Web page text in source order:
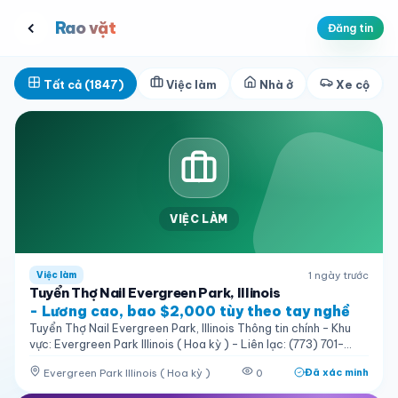
Rao vặt Đăng tin
Tất cả (1847) Việc làm Nhà ở Xe cộ
VIỆC LÀM
Việc làm 1 ngày trước
Tuyển Thợ Nail Evergreen Park, Illinois
- Lương cao, bao $2,000 tùy theo tay nghề
Tuyển Thợ Nail Evergreen Park, Illinois Thông tin chính - Khu
vực: Evergreen Park Illinois ( Hoa kỳ ) - Liên lạc: (773) 701-
tay nghề - Địa chỉ: 2601 95th St - Loại tin: Tuyển dụng / cần
thợ Chi tiết Thông tin tuyển thợ cần biết - Khu vực: Evergreen
Evergreen Park Illinois ( Hoa kỳ ) 0 Đã xác minh